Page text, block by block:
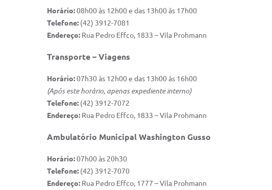
Horário:08h00 às 12h00 e das 13h00 às 17h00
Telefone: (42) 3912-7081
Endereço: Rua Pedro Effco, 1833 – Vila Prohmann
Transporte – Viagens
Horário:07h30 às 12h00 e das 13h00 às 16h00
(Após este horário, apenas expediente interno)
Telefone: (42) 3912-7072
Endereço: Rua Pedro Effco, 1833 – Vila Prohmann
Ambulatório Municipal Washington Gusso
Horário:07h00 às 20h30
Telefone: (42) 3912-7070
Endereço: Rua Pedro Effco, 1777 – Vila Prohmann